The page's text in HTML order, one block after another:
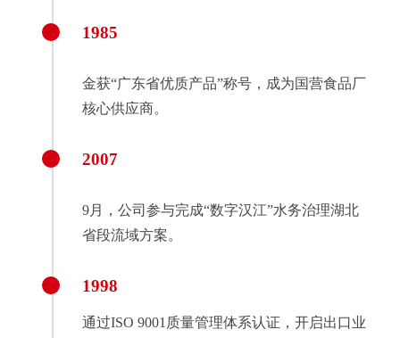
1985
金获“广东省优质产品”称号，成为国营食品厂
核心供应商。
2007
9月，公司参与完成“数字汉江”水务治理湖北
省段流域方案。
1998
通过ISO 9001质量管理体系认证，开启出口业